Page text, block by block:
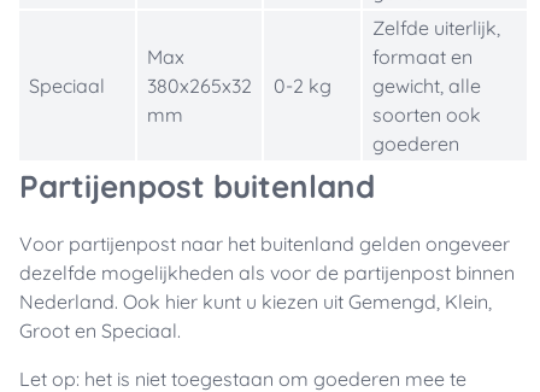
Speciaal
Max
380x265x32
mm
0-2 kg
Zelfde uiterlijk,
formaat en
gewicht, alle
soorten ook
goederen
Partijenpost buitenland
Voor partijenpost naar het buitenland gelden ongeveer
dezelfde mogelijkheden als voor de partijenpost binnen
Nederland. Ook hier kunt u kiezen uit Gemengd, Klein,
Groot en Speciaal.
Let op: het is niet toegestaan om goederen mee te